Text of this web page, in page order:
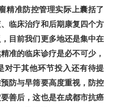
精准防控管理实际上囊括了
临床治疗和后期康复四个方
目前我们更多地还是集中在
准的临床诊疗是必不可少，
对于其他环节投入还有待提
防与早筛要高度重视，防控
善后，这也是在成都市抗癌